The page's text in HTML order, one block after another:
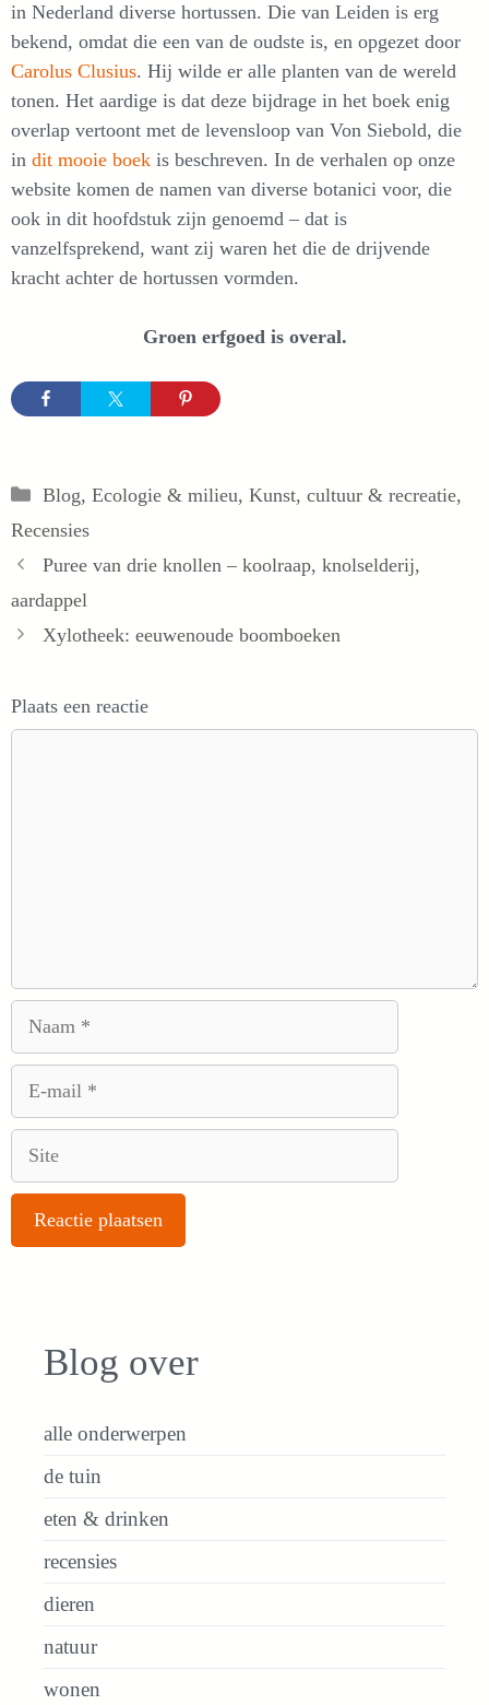
in Nederland diverse hortussen. Die van Leiden is erg
bekend, omdat die een van de oudste is, en opgezet door
Carolus Clusius. Hij wilde er alle planten van de wereld
tonen. Het aardige is dat deze bijdrage in het boek enig
overlap vertoont met de levensloop van Von Siebold, die
in dit mooie boek is beschreven. In de verhalen op onze
website komen de namen van diverse botanici voor, die
ook in dit hoofdstuk zijn genoemd – dat is
vanzelfsprekend, want zij waren het die de drijvende
kracht achter de hortussen vormden.
Groen erfgoed is overal.
Categorieën
Blog, Ecologie & milieu, Kunst, cultuur & recreatie,
Recensies
Puree van drie knollen – koolraap, knolselderij,
aardappel
Xylotheek: eeuwenoude boomboeken
Plaats een reactie
Blog over
alle onderwerpen
de tuin
eten & drinken
recensies
dieren
natuur
wonen